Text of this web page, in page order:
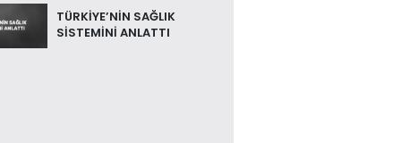
TÜRKİYE’NİN SAĞLIK
SİSTEMİNİ ANLATTI